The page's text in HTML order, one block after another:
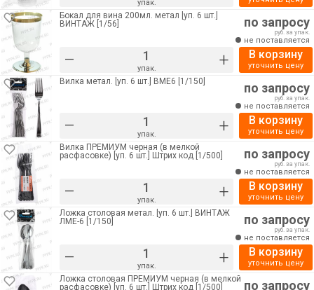
упак.
Бокал для вина 200мл. метал [уп. 6 шт.]
ВИНТАЖ [1/56]
– упак. +
по запросу
руб. за упак.
не поставляется
В корзину
уточнить цену
Вилка метал. [уп. 6 шт.] ВМЕ6 [1/150]
– упак. +
по запросу
руб. за упак.
не поставляется
В корзину
уточнить цену
Вилка ПРЕМИУМ черная (в мелкой
расфасовке) [уп. 6 шт.] Штрих код [1/500]
– упак. +
по запросу
руб. за упак.
не поставляется
В корзину
уточнить цену
Ложка столовая метал. [уп. 6 шт.] ВИНТАЖ
ЛМЕ-6 [1/150]
– упак. +
по запросу
руб. за упак.
не поставляется
В корзину
уточнить цену
Ложка столовая ПРЕМИУМ черная (в мелкой
расфасовке) [уп. 6 шт.] Штрих код [1/500]
по запросу